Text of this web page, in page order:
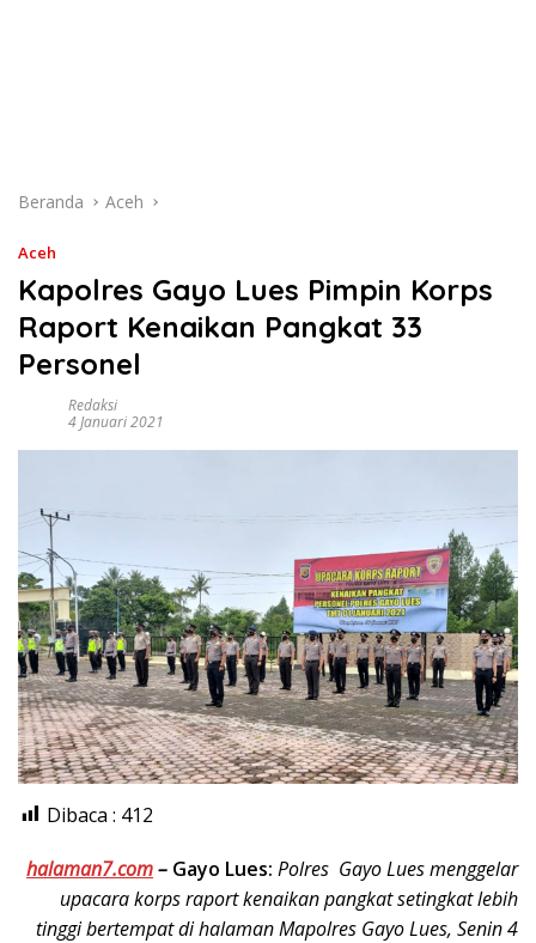
Beranda Aceh
Aceh
Kapolres Gayo Lues Pimpin Korps
Raport Kenaikan Pangkat 33
Personel
Redaksi
4 Januari 2021
Dibaca : 412
halaman7.com– Gayo Lues: Polres Gayo Lues menggelar
upacara korps raport kenaikan pangkat setingkat lebih
tinggi bertempat di halaman Mapolres Gayo Lues, Senin 4